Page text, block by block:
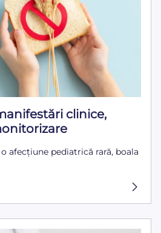
clinice,
afecțiune pediatrică rară, boala